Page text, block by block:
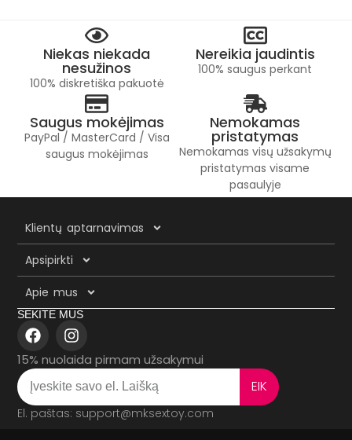
Niekas niekada
nesužinos
100% diskretiška pakuotė
Nereikia jaudintis
100% saugus perkant
Saugus mokėjimas
PayPal / MasterCard / Visa
saugus mokėjimas
Nemokamas
pristatymas
Nemokamas visų užsakymų
pristatymas visame
pasaulyje
Klientų aptarnavimas
Apsipirkti
Apie mus
SEKITE MUS
15% nuolaida pirmam užsakymui
EIK
El. paštas: support@mksextoy.com